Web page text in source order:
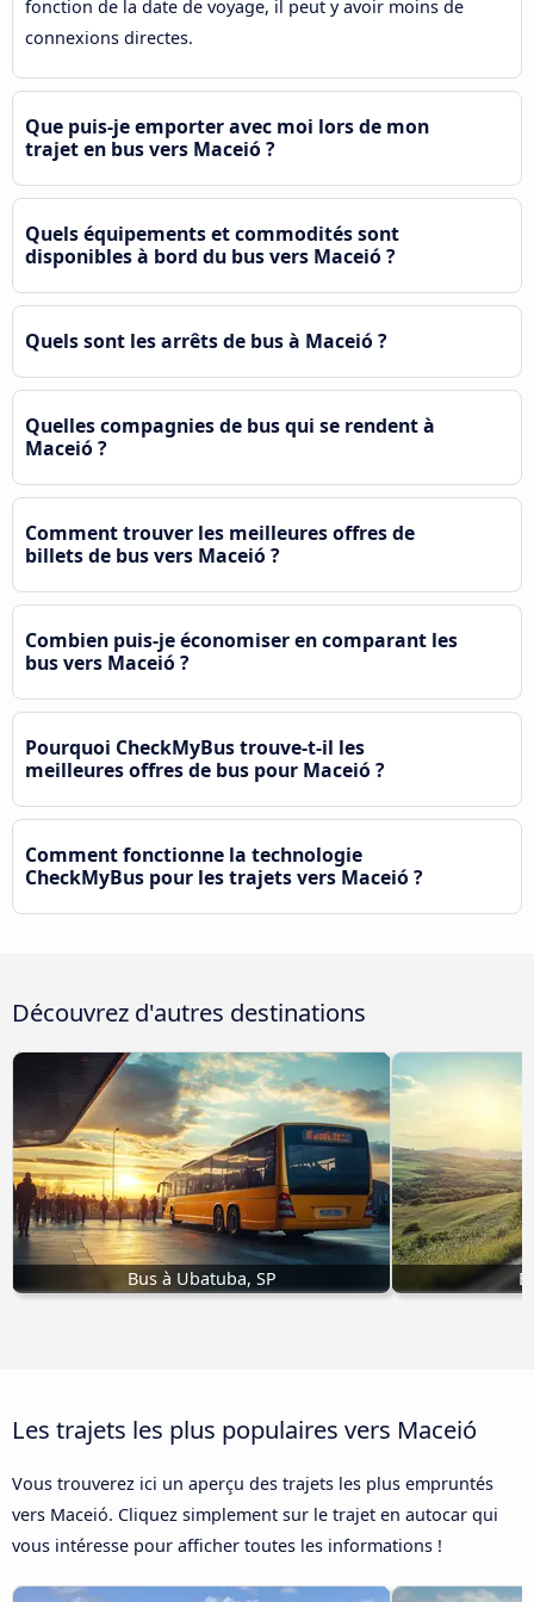
fonction de la date de voyage, il peut y avoir moins de
connexions directes.
Que puis-je emporter avec moi lors de mon
trajet en bus vers Maceió ?
Quels équipements et commodités sont
disponibles à bord du bus vers Maceió ?
Quels sont les arrêts de bus à Maceió ?
Quelles compagnies de bus qui se rendent à
Maceió ?
Comment trouver les meilleures offres de
billets de bus vers Maceió ?
Combien puis-je économiser en comparant les
bus vers Maceió ?
Pourquoi CheckMyBus trouve-t-il les
meilleures offres de bus pour Maceió ?
Comment fonctionne la technologie
CheckMyBus pour les trajets vers Maceió ?
Découvrez d'autres destinations
Bus à Ubatuba, SP
Les trajets les plus populaires vers Maceió
Vous trouverez ici un aperçu des trajets les plus empruntés
vers Maceió. Cliquez simplement sur le trajet en autocar qui
vous intéresse pour afficher toutes les informations !